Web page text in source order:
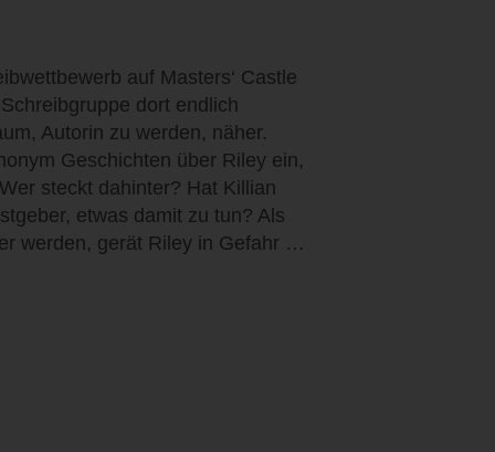
auf Masters‘ Castle
dort endlich
Autorin zu werden, näher.
Geschichten über Riley ein,
steckt dahinter? Hat Killian
etwas damit zu tun? Als
werden, gerät Riley in Gefahr …